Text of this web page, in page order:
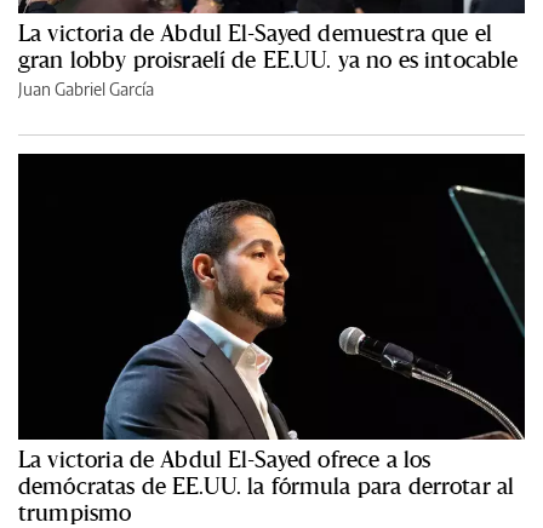
La victoria de Abdul El-Sayed demuestra que el
gran lobby proisraelí de EE.UU. ya no es intocable
Juan Gabriel García
La victoria de Abdul El-Sayed ofrece a los
demócratas de EE.UU. la fórmula para derrotar al
trumpismo